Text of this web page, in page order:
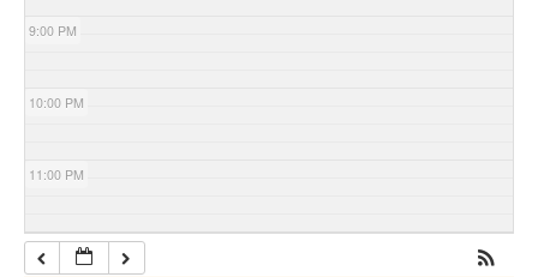
9:00 PM
10:00 PM
11:00 PM